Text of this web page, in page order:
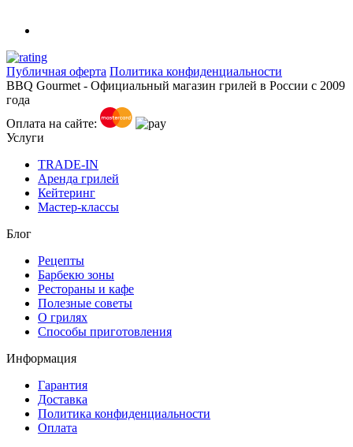
Публичная оферта Политика конфиденциальности
BBQ Gourmet - Официальный магазин грилей в России с 2009
года
Оплата на сайте:
Услуги
TRADE-IN
Аренда грилей
Кейтеринг
Мастер-классы
Блог
Рецепты
Барбекю зоны
Рестораны и кафе
Полезные советы
О грилях
Способы приготовления
Информация
Гарантия
Доставка
Политика конфиденциальности
Оплата